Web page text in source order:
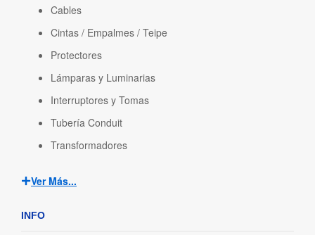
Cables
Cintas / Empalmes / Teipe
Protectores
Lámparas y Luminarias
Interruptores y Tomas
Tubería Conduit
Transformadores
Ver Más...
INFO